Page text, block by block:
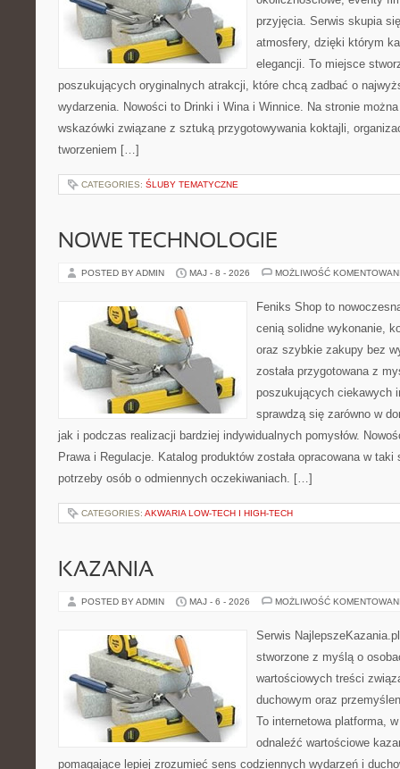
przyjęcia. Serwis skupia
atmosfery, dzięki którym
elegancji. To miejsce
poszukujących oryginalnych atrakcji, które chcą zadbać o
wydarzenia. Nowości to Drinki i Wina i Winnice. Na stronie
wskazówki związane z sztuką przygotowywania koktajli,
tworzeniem […]
CATEGORIES: ŚLUBY TEMATYCZNE
NOWE TECHNOLOGIE
POSTED BY ADMIN MAJ - 8 - 2026 MOŻLIWOŚĆ
Feniks Shop to
cenią solidne wykonanie,
oraz szybkie zakupy bez
została przygotowana z
poszukujących ciekawych
sprawdzą się zarówno w
jak i podczas realizacji bardziej indywidualnych pomysłów.
Prawa i Regulacje. Katalog produktów została opracowana w
potrzeby osób o odmiennych oczekiwaniach. […]
CATEGORIES: AKWARIA LOW-TECH I HIGH-TECH
KAZANIA
POSTED BY ADMIN MAJ - 6 - 2026 MOŻLIWOŚĆ
Serwis
stworzone z myślą o
wartościowych treści
duchowym oraz
To internetowa platforma,
odnaleźć wartościowe
pomagające lepiej zrozumieć sens codziennych wydarzeń i